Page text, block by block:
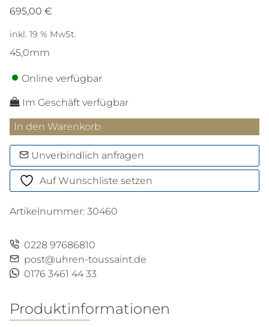
695,00 €
inkl. 19 % MwSt.
45,0mm
Online verfügbar
Im Geschäft verfügbar
T-
Race
MotoGP
2026
Limited
Menge
In den Warenkorb
Unverbindlich anfragen
Auf Wunschliste setzen
Artikelnummer: 30460
0228 97686810
post@uhren-toussaint.de
0176 3461 44 33
Produktinformationen